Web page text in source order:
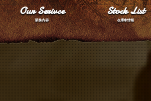
Our Serivce
業務内容
Stock List
在庫車情報